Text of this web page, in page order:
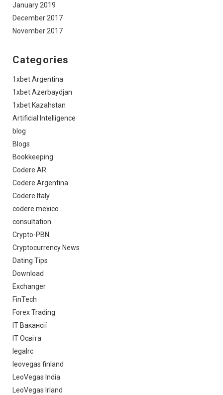
January 2019
December 2017
November 2017
Categories
1xbet Argentina
1xbet Azerbaydjan
1xbet Kazahstan
Artificial Intelligence
blog
Blogs
Bookkeeping
Codere AR
Codere Argentina
Codere Italy
codere mexico
consultation
Crypto-PBN
Cryptocurrency News
Dating Tips
Download
Exchanger
FinTech
Forex Trading
IT Вакансії
IT Освіта
legalrc
leovegas finland
LeoVegas India
LeoVegas Irland